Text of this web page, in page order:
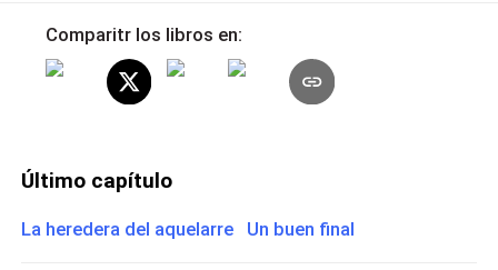
Comparitr los libros en:
Último capítulo
La heredera del aquelarre Un buen final